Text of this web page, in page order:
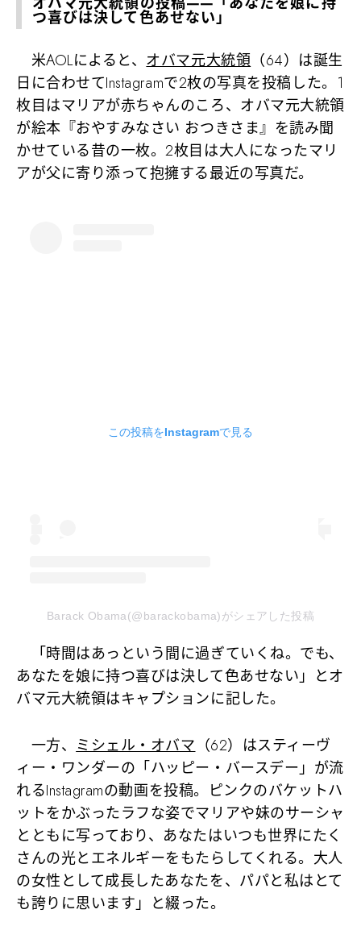
つ喜びは決して色あせない」
米AOLによると、 オバマ元大統領 （64）は誕生
日に合わせてInstagramで2枚の写真を投稿した。1
枚目はマリアが赤ちゃんのころ、オバマ元大統領
が絵本『おやすみなさい おつきさま』を読み聞
かせている昔の一枚。2枚目は大人になったマリ
アが父に寄り添って抱擁する最近の写真だ。
この投稿をInstagramで見る
Barack Obama(@barackobama)がシェアした投稿
「時間はあっという間に過ぎていくね。でも、
あなたを娘に持つ喜びは決して色あせない」とオ
バマ元大統領はキャプションに記した。
一方、 ミシェル・オバマ （62）はスティーヴ
ィー・ワンダーの「ハッピー・バースデー」が流
れるInstagramの動画を投稿。ピンクのバケットハ
ットをかぶったラフな姿でマリアや妹のサーシャ
とともに写っており、あなたはいつも世界にたく
さんの光とエネルギーをもたらしてくれる。大人
の女性として成長したあなたを、パパと私はとて
も誇りに思います」と綴った。